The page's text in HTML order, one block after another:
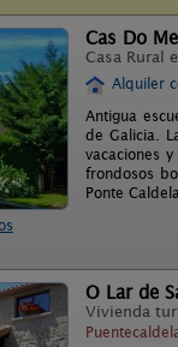
Cas Do
Casa Rural
Alquiler
Antigua
de Galicia.
vacaciones
frondosos
Ponte
O Lar de
Vivienda